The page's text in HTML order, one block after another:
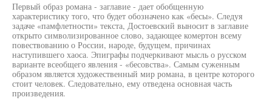
Первый образ романа - заглавие - дает обобщенную
характеристику того, что будет обозначено как «бесы». Следуя
задаче «памфлетности» текста, Достоевский выносит в заглавие
открыто символизированное слово, задающее комертон всему
повествованию о России, народе, будущем, причинах
наступившего хаоса. Эпиграфы подчеркивают мысль о русском
варианте всеобщего явления - «бесовства». Самым суженным
образом является художественный мир романа, в центре которого
стоит человек. Следовательно, ему отведена основная часть
произведения.